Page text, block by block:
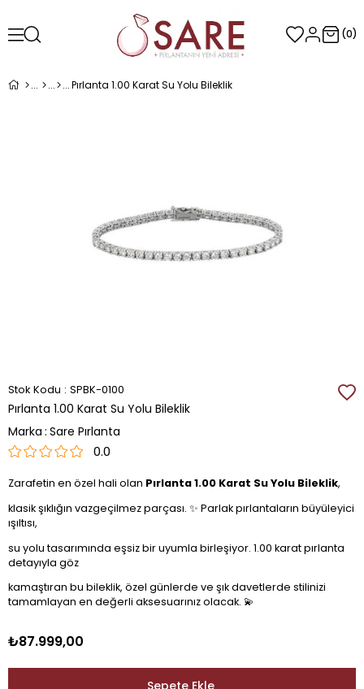
0
Pırlanta 1.00 Karat Su Yolu Bileklik
Stok Kodu SPBK-0100
Pırlanta 1.00 Karat Su Yolu Bileklik
Marka : Sare Pırlanta
0.0
Zarafetin en özel hali olan Pırlanta 1.00 Karat Su Yolu Bileklik,
klasik şıklığın vazgeçilmez parçası. ✨ Parlak pırlantaların büyüleyici
ışıltısı,
su yolu tasarımında eşsiz bir uyumla birleşiyor. 1.00 karat pırlanta
detayıyla göz
kamaştıran bu bileklik, özel günlerde ve şık davetlerde stilinizi
tamamlayan en değerli aksesuarınız olacak. 💫
₺87.999,00